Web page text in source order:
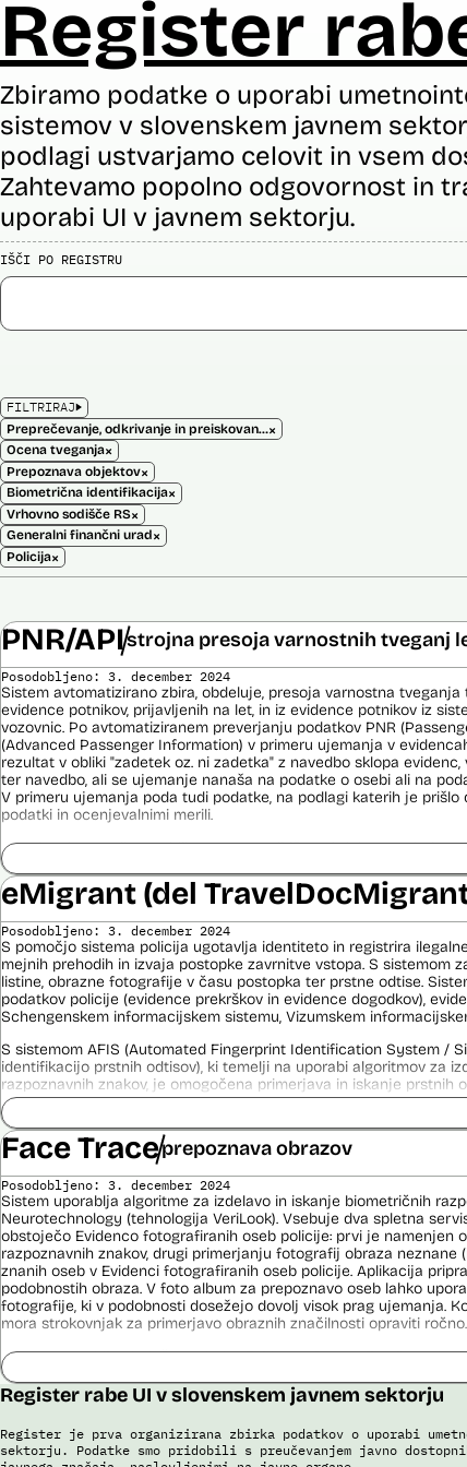
Register
Zbiramo podatke o uporabi
sistemov v slovenskem javnem
podlagi ustvarjamo celovit in vsem
Zahtevamo popolno odgovornost in
uporabi UI v javnem sektorju.
IŠČI PO REGISTRU
FILTRIRAJ
Preprečevanje, odkrivanje in preiskovanje kaznivih dejanj×
Ocena tveganja×
Prepoznava objektov×
Biometrična identifikacija×
Vrhovno sodišče RS×
Generalni finančni urad×
Policija×
PNR/APIstrojna presoja varnostnih tveganj
Posodobljeno: 3. december 2024
Sistem avtomatizirano zbira, obdeluje, presoja varnostna
evidence potnikov, prijavljenih na let, in iz evidence potnikov iz
vozovnic. Po avtomatiziranem preverjanju podatkov PNR
(Advanced Passenger Information) v primeru ujemanja v
rezultat v obliki "zadetek oz. ni zadetka" z navedbo sklopa
ter navedbo, ali se ujemanje nanaša na podatke o osebi ali na
V primeru ujemanja poda tudi podatke, na podlagi katerih je
podatki in ocenjevalnimi merili.
Ocenjevalna merila so oblikovana z analitično obdelavo podatkov,
indikatorji tveganja, ki predstavljajo posamezne podatke, za
ugotovljeno, da predstavljajo specifične potovalne vzorce
kaznivih dejanj oziroma njihovih žrtev ter zato omogočajo
pristojnih organov na takšne osebe. Nacionalna enota za
utemeljene razloge v posamičnem primeru posreduje podatke
oziroma podatke potnikov iz sistema rezervacij letalskih vozovnic
obdelave drugim enotam policije.
Uslužbenci nacionalne enote za informacije o potnikih vsa
podatkov ter varnostna tveganja posamično pregledajo še z
Sistem uporablja sledeče vire podatkov: Evidenca potnikov,
iz sistema rezervacij letalskih vozovnic, Evidence policije,
sistema, Interpola.
Viri:
Brošura 60 let informacijsko telekomunikacijskega sistema policije
Odgovor na zahtevek za informacije javnega značaja
eMigrant (del
Posodobljeno: 3. december 2024
S pomočjo sistema policija ugotavlja identiteto in registrira
mejnih prehodih in izvaja postopke zavrnitve vstopa. S sistemom
listine, obrazne fotografije v času postopka ter prstne odtise.
podatkov policije (evidence prekrškov in evidence dogodkov),
Schengenskem informacijskem sistemu, Vizumskem
S sistemom AFIS (Automated Fingerprint Identification System /
identifikacijo prstnih odtisov), ki temelji na uporabi algoritmov za
razpoznavnih znakov, je omogočena primerjava in iskanje prstnih
Viri:
Brošura 60 let informacijsko telekomunikacijskega sistema policije
Odgovor na zahtevo za dostop do informacij javnega značaja
Face Traceprepoznava obrazov
Posodobljeno: 3. december 2024
Sistem uporablja algoritme za izdelavo in iskanje biometričnih
Neurotechnology (tehnologija VeriLook). Vsebuje dva spletna
obstoječo Evidenco fotografiranih oseb policije: prvi je namenjen
razpoznavnih znakov, drugi primerjanju fotografij obraza neznane
znanih oseb v Evidenci fotografiranih oseb policije. Aplikacija
podobnostih obraza. V foto album za prepoznavo oseb lahko
fotografije, ki v podobnosti dosežejo dovolj visok prag ujemanja.
mora strokovnjak za primerjavo obraznih značilnosti opraviti ročno.
Sistem uporablja sledeče podatke: Evidenca fotografiranih oseb
telekomunikacijskega sistema policije (ITSP)), neznano slikovno
Viri:
Brošura 60 let informacijsko telekomunikacijskega sistema policije
Spletno mesto podjetja Neurotechnology, podstran VeriLook
Register rabe UI v slovenskem javnem sektorju
Register je prva organizirana zbirka podatkov o uporabi
sektorju. Podatke smo pridobili s preučevanjem javno